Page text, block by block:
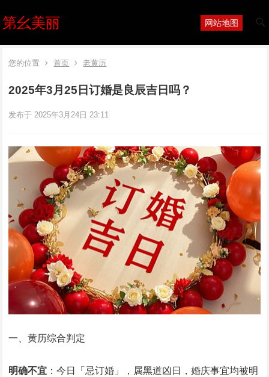
第幺美丽 网站地图
您的位置 首页 老黄历
2025年3月25日订婚是良辰吉日吗？
发布于 2025年3月24日 23:11
一、黄历综合判定
明确不宜 ‌：今日「忌订婚」，属黑道凶日，婚庆事宜均被明